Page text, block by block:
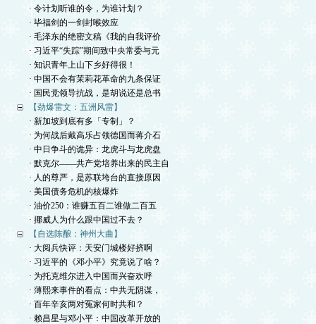
· 令计划听谁的令，为谁计划？
· 毕福剑的一剑封喉效应
· 毛泽东的绝密文稿《我的自我评价
· 习近平“失踪”期间致中央常委与元
· 知识青年上山下乡好得很！
· 中国不会有茉莉花革命的九条保证
· 国民党领导抗战，是胡说还是总书
【劲爆雷文：五洲风雷】
· 新加坡到底有多「专制」？
· 为何战后戴高乐占领德国而蒋介石
· 中日争斗的诡异：龙虎斗与龙虎盘
· 默克尔——共产党培养出来的民主自
· 人的尊严，是苏联垮台的直接原因
· 美国债务危机的核爆炸
· 油价250：谁赚五百二谁做二百五
· 挪威人为什么跟中国过不去？
【自选陈酿：神州大曲】
· 大阅兵快评：天安门城楼好挤啊
· 习近平的《邓小平》究竟说了啥？
· 为托克维尔进入中国而兴奋欢呼
· 薄熙来事件的看点：中共无阴谋，
· 百年辛亥两对冤家何时共和？
· 赖昌星与邓小平：中国改革开放的